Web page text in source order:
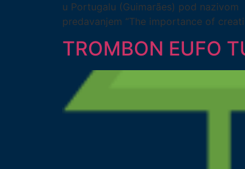
u Portugalu (Guimarães) pod nazivom
predavanjem “The importance of
TROMBON EUFO